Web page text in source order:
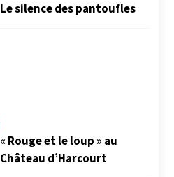
Le silence des pantoufles
« Rouge et le loup » au
Château d’Harcourt